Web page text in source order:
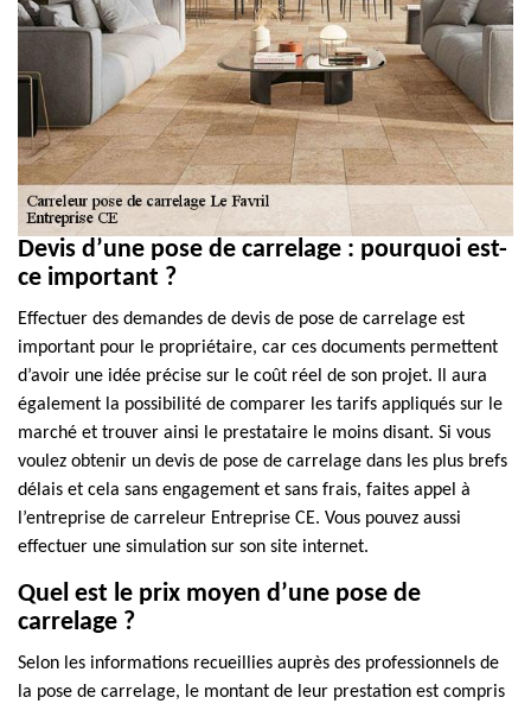
Devis d’une pose de carrelage : pourquoi est-
ce important ?
Effectuer des demandes de devis de pose de carrelage est
important pour le propriétaire, car ces documents permettent
d’avoir une idée précise sur le coût réel de son projet. Il aura
également la possibilité de comparer les tarifs appliqués sur le
marché et trouver ainsi le prestataire le moins disant. Si vous
voulez obtenir un devis de pose de carrelage dans les plus brefs
délais et cela sans engagement et sans frais, faites appel à
l’entreprise de carreleur Entreprise CE. Vous pouvez aussi
effectuer une simulation sur son site internet.
Quel est le prix moyen d’une pose de
carrelage ?
Selon les informations recueillies auprès des professionnels de
la pose de carrelage, le montant de leur prestation est compris